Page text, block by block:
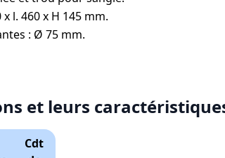
l. 460 x H 145 mm.
: Ø 75 mm.
et leurs
Cdt